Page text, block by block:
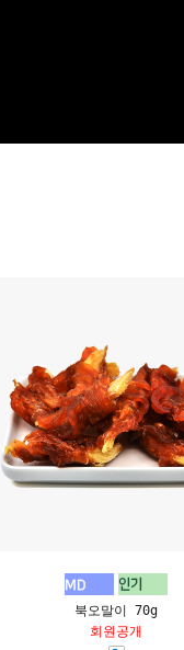
북오말이 70g
회원공개